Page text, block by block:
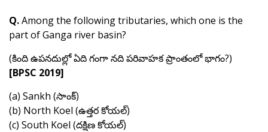
Q.Among the following tributaries, which one is the
part of Ganga river basin?
(కింది ఉపనదుల్లో ఏది గంగా నది పరివాహక ప్రాంతంలో భాగం?)
[BPSC 2019]
(a) Sankh (సాంక్)
(b) North Koel (ఉత్తర కోయల్)
(c) South Koel (దక్షిణ కోయల్)